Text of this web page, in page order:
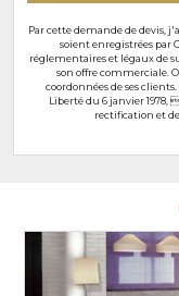
Par cette demande de devis,
soient enregistrées par
réglementaires et légaux de
son offre commerciale.
coordonnées de ses
Liberté du 6 janvier 1978,
rectification et